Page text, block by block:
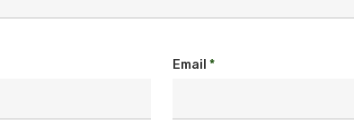
Email *